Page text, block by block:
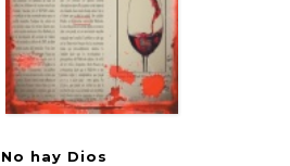
No hay Dios